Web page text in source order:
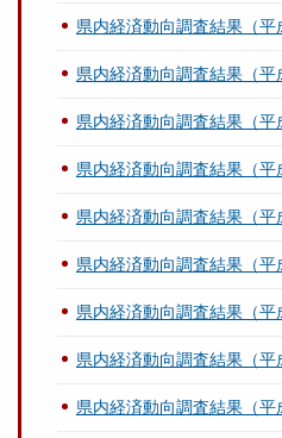
県内経済動向調査結果（平
県内経済動向調査結果（平
県内経済動向調査結果（平
県内経済動向調査結果（平
県内経済動向調査結果（平
県内経済動向調査結果（平
県内経済動向調査結果（平
県内経済動向調査結果（平
県内経済動向調査結果（平